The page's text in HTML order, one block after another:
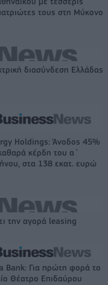
τους στη Μύκονο
διασύνδεση Ελλάδας
Holdings: Άνοδος 45%
κέρδη του α΄
στα 138 εκατ. ευρώ
την αγορά leasing
Bank: Για πρώτη φορά το
Θέατρο Επιδαύρου